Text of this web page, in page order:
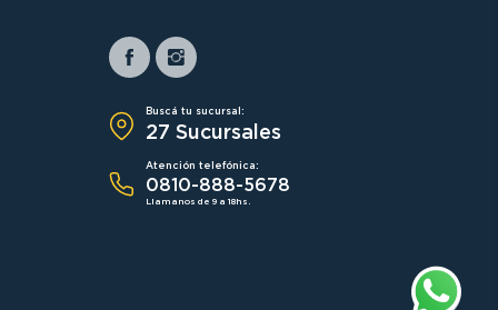
Buscá tu sucursal:
27 Sucursales
Atención telefónica:
0810-888-5678
Llamanos de 9 a 18hs.